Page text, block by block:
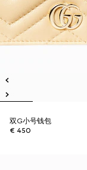
双G小号钱包
€ 450